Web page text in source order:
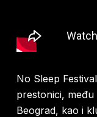
No Sleep
prestonici,
Beograd, kao i